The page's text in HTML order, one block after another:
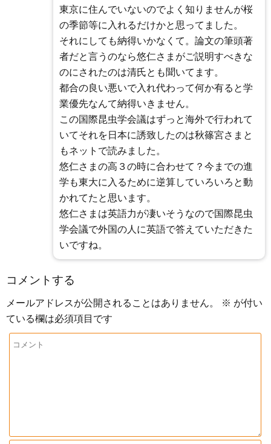
東京に住んでいないのでよく知りませんが桜
の季節等に入れるだけかと思ってました。
それにしても納得いかなくて。論文の筆頭著
者だと言うのなら悠仁さまがご説明すべきな
のにされたのは清氏とも聞いてます。
都合の良い悪いで入れ代わって何か有ると学
業優先なんて納得いきません。
この国際昆虫学会議はずっと海外で行われて
いてそれを日本に誘致したのは秋篠宮さまと
もネットで読みました。
悠仁さまの高３の時に合わせて？今までの進
学も東大に入るために逆算していろいろと動
かれてたと思います。
悠仁さまは英語力が凄いそうなので国際昆虫
学会議で外国の人に英語で答えていただきた
いですね。
コメントする
メールアドレスが公開されることはありません。 ※ が付い
ている欄は必須項目です